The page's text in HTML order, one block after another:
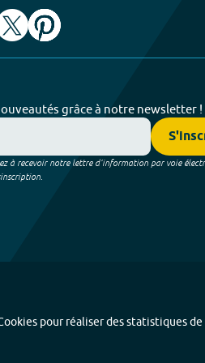
grâce à notre newsletter !
à recevoir notre lettre d’information par voie
pour réaliser des statistiques